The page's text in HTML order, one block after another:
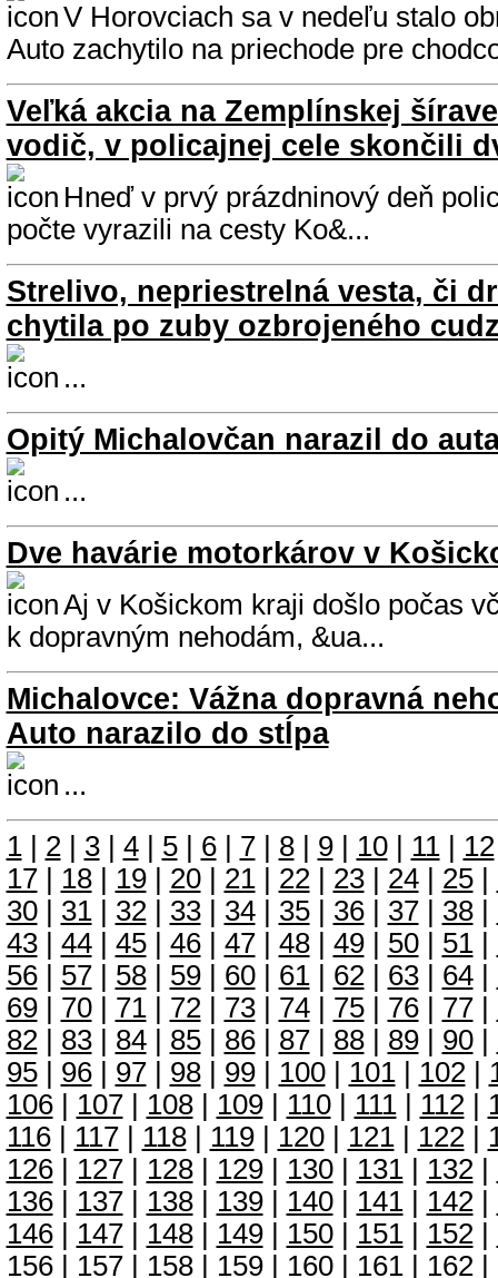
V Horovciach sa v nedeľu stalo
Auto zachytilo na priechode pre
Veľká akcia na Zemplínskej
vodič, v policajnej cele skončili
Hneď v prvý prázdninový deň
počte vyrazili na cesty Ko&...
Strelivo, nepriestrelná vesta, či
chytila po zuby ozbrojeného
...
Opitý Michalovčan narazil do
...
Dve havárie motorkárov v
Aj v Košickom kraji došlo počas
k dopravným nehodám, &ua...
Michalovce: Vážna dopravná
Auto narazilo do stĺpa
...
1| 2| 3| 4| 5| 6| 7| 8| 9| 10| 11| 12
17| 18| 19| 20| 21| 22| 23| 24| 25|
30| 31| 32| 33| 34| 35| 36| 37| 38|
43| 44| 45| 46| 47| 48| 49| 50| 51|
56| 57| 58| 59| 60| 61| 62| 63| 64|
69| 70| 71| 72| 73| 74| 75| 76| 77|
82| 83| 84| 85| 86| 87| 88| 89| 90|
95| 96| 97| 98| 99| 100| 101| 102|
106| 107| 108| 109| 110| 111| 112|
116| 117| 118| 119| 120| 121| 122|
126| 127| 128| 129| 130| 131| 132|
136| 137| 138| 139| 140| 141| 142|
146| 147| 148| 149| 150| 151| 152|
156| 157| 158| 159| 160| 161| 162|